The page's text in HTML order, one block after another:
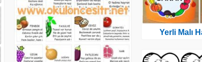
Yerli Malı